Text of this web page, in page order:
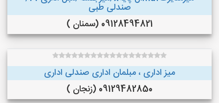
صندلی طبی
09128494821 (سمنان )
میز اداری ، مبلمان اداری صندلی اداری
09129482850 (زنجان )